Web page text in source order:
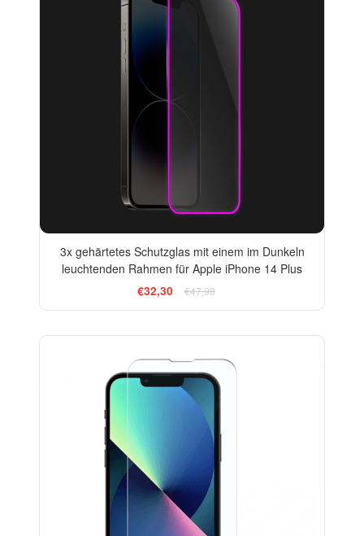
3x gehärtetes Schutzglas mit einem im Dunkeln
leuchtenden Rahmen für Apple iPhone 14 Plus
€32,30
€47,90